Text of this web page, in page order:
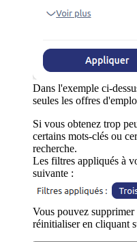
Dans l'exemple ci-
seules les offres
Si vous obtenez trop
certains mots-clés ou
recherche.
Les filtres appliqués à
suivante :
Vous pouvez
réinitialiser en cliquant